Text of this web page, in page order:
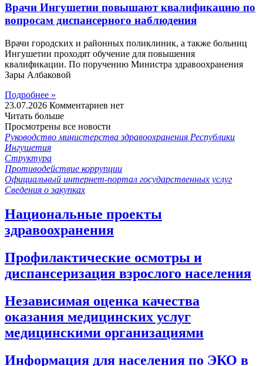
Врачи Ингушетии повышают квалификацию по
вопросам диспансерного наблюдения
Врачи городских и районных поликлиник, а также больниц
Ингушетии проходят обучение для повышения
квалификации. По поручению Министра здравоохранения
Зары Албаковой
Подробнее »
23.07.2026 Комментариев нет
Читать больше
Просмотрены все новости
Руководство министерства здравоохранения Республики
Ингушетия
Структура
Противодействие коррупции
Официальный интернет-портал государственных услуг
Сведения о закупках
Национальные проекты
здравоохранения
Профилактические осмотры и
диспансеризация взрослого населения
Независимая оценка качества
оказания медицинских услуг
медицинскими организациями
Информация для населения по ЭКО в